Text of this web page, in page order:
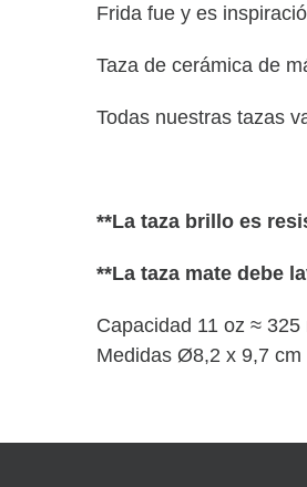
Frida fue y es
Taza de cerámica de
Todas nuestras tazas
**La taza brillo es
**La taza mate debe
Capacidad 11 oz ≈ 325
Medidas Ø8,2 x 9,7 cm